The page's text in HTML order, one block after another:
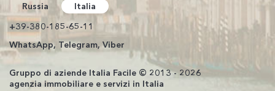
Russia
Italia
+39-380-185-65-11
WhatsApp, Telegram, Viber
Gruppo di aziende Italia Facile © 2013 - 2026
agenzia immobiliare e servizi in Italia